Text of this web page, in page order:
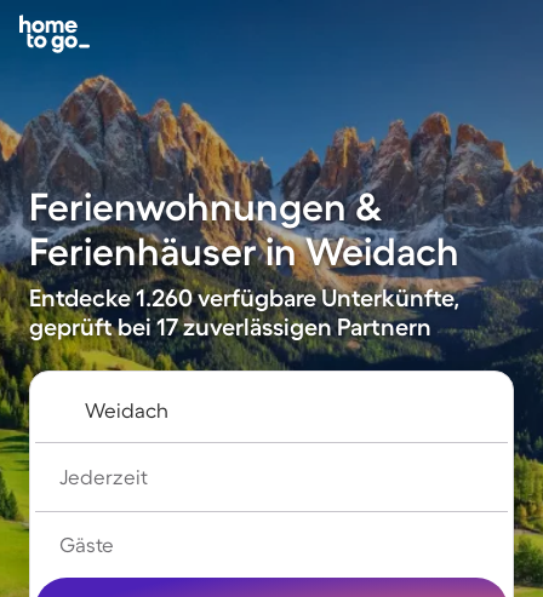
Ferienwohnungen &
Ferienhäuser in Weidach
Entdecke 1.260 verfügbare Unterkünfte,
geprüft bei 17 zuverlässigen Partnern
Jederzeit
Gäste